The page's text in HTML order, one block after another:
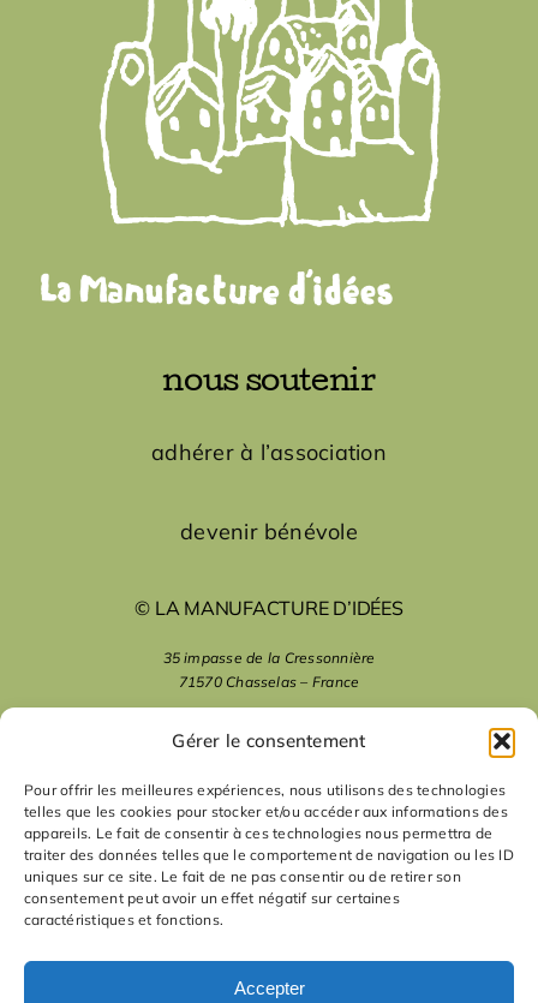
Gérer le consentement
Pour offrir les meilleures expériences, nous utilisons des technologies
telles que les cookies pour stocker et/ou accéder aux informations des
appareils. Le fait de consentir à ces technologies nous permettra de
traiter des données telles que le comportement de navigation ou les ID
uniques sur ce site. Le fait de ne pas consentir ou de retirer son
consentement peut avoir un effet négatif sur certaines
caractéristiques et fonctions.
Accepter
nous soutenir
adhérer à l’association
devenir bénévole
© LA MANUFACTURE D’IDÉES
35 impasse de la Cressonnière
71570 Chasselas – France
mentions légales
nous suivre
nous contacter